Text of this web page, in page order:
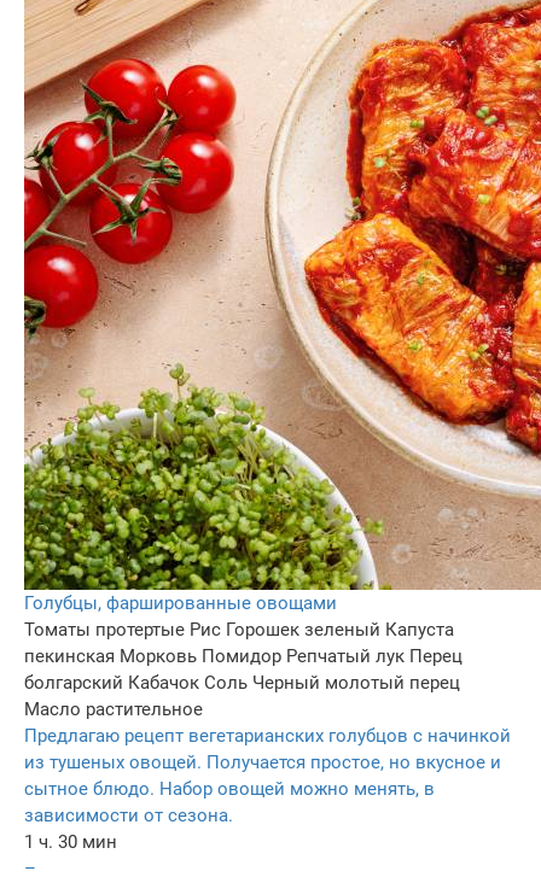
Голубцы, фаршированные овощами
Томаты протертые Рис Горошек зеленый Капуста
пекинская Морковь Помидор Репчатый лук Перец
болгарский Кабачок Соль Черный молотый перец
Масло растительное
Предлагаю рецепт вегетарианских голубцов с начинкой
из тушеных овощей. Получается простое, но вкусное и
сытное блюдо. Набор овощей можно менять, в
зависимости от сезона.
1 ч. 30 мин
–